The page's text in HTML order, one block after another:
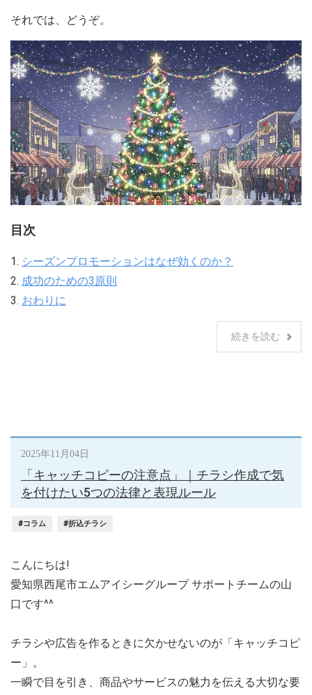
それでは、どうぞ。
目次
1. シーズンプロモーションはなぜ効くのか？
2. 成功のための3原則
3. おわりに
続きを読む
2025年11月04日
「キャッチコピーの注意点」｜チラシ作成で気
を付けたい5つの法律と表現ルール
#コラム #折込チラシ
こんにちは!
愛知県西尾市エムアイシーグループ サポートチームの山
口です^^
チラシや広告を作るときに欠かせないのが「キャッチコピ
ー」。
一瞬で目を引き、商品やサービスの魅力を伝える大切な要